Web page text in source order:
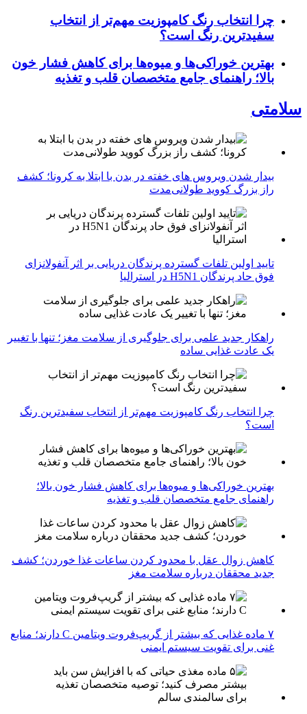
چرا انتخاب رنگ کامپوزیت مهم‌تر از انتخاب
سفیدترین رنگ است؟
بهترین خوراکی‌ها و میوه‌ها برای کاهش فشار خون
بالا؛ راهنمای جامع متخصصان قلب و تغذیه
سلامتی
بیدار شدن ویروس‌ های خفته در بدن با ابتلا به کرونا؛ کشف
راز بزرگ کووید طولانی‌مدت
تایید اولین تلفات گسترده پرندگان دریایی بر اثر آنفولانزای
فوق حاد پرندگان H5N1 در استرالیا
راهکار جدید علمی برای جلوگیری از سلامت مغز؛ تنها با تغییر
یک عادت غذایی ساده
چرا انتخاب رنگ کامپوزیت مهم‌تر از انتخاب سفیدترین رنگ
است؟
بهترین خوراکی‌ها و میوه‌ها برای کاهش فشار خون بالا؛
راهنمای جامع متخصصان قلب و تغذیه
کاهش زوال عقل با محدود کردن ساعات غذا خوردن؛ کشف
جدید محققان درباره سلامت مغز
۷ ماده غذایی که بیشتر از گریپ‌فروت ویتامین C دارند؛ منابع
غنی برای تقویت سیستم ایمنی